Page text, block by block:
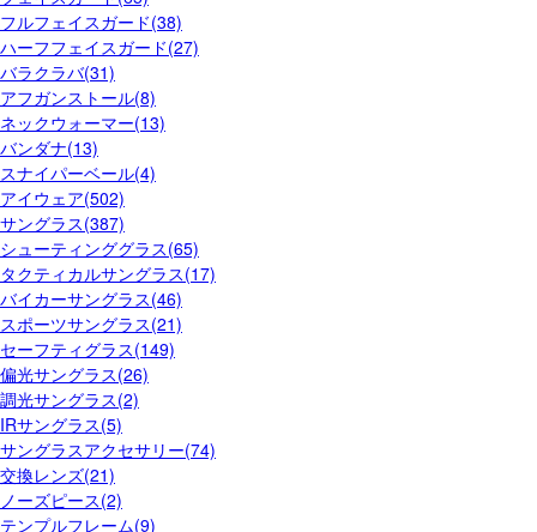
フルフェイスガード(38)
ハーフフェイスガード(27)
バラクラバ(31)
アフガンストール(8)
ネックウォーマー(13)
バンダナ(13)
スナイパーベール(4)
アイウェア(502)
サングラス(387)
シューティンググラス(65)
タクティカルサングラス(17)
バイカーサングラス(46)
スポーツサングラス(21)
セーフティグラス(149)
偏光サングラス(26)
調光サングラス(2)
IRサングラス(5)
サングラスアクセサリー(74)
交換レンズ(21)
ノーズピース(2)
テンプルフレーム(9)